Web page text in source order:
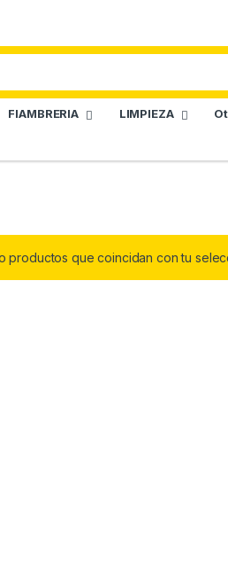
FIAMBRERIA LIMPIEZA
productos que coincidan con tu